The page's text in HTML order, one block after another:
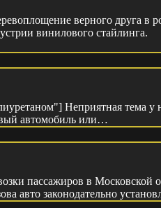
верного друга в
винилового стайлинга.
Неприятная тема у
автомобиль или…
пассажиров в Московской
авто законодательно